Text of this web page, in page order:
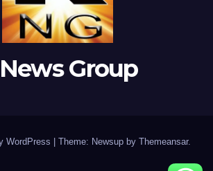
Group
WordPress Theme: Newsup by Themeansar.